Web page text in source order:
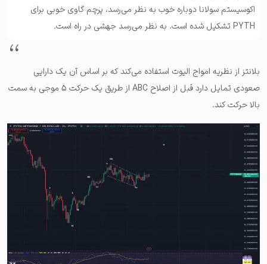
اکوسیستم سولانا دوباره خوب به نظر می‌رسد، پرچم گاوی خوبی برای
PYTH تشکیل شده است. به نظر می‌رسد جهشی در راه است.
بلانتز از نظریه امواج الیوت استفاده می‌کند که بر اساس آن یک دارایی
صعودی تمایل دارد قبل از اصلاح ABC از طریق یک حرکت ۵ موجی به سمت
بالا حرکت کند.